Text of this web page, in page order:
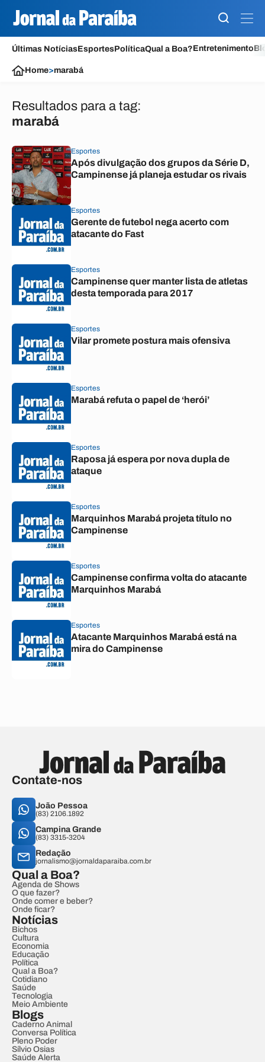
Últimas NotíciasEsportesPolíticaQual a Boa?Entretenimento
Home>marabá
Resultados para a tag:
marabá
Esportes
Após divulgação dos grupos da Série D,
Campinense já planeja estudar os rivais
Esportes
Gerente de futebol nega acerto com
atacante do Fast
Esportes
Campinense quer manter lista de atletas
desta temporada para 2017
Esportes
Vilar promete postura mais ofensiva
Esportes
Marabá refuta o papel de ‘herói’
Esportes
Raposa já espera por nova dupla de
ataque
Esportes
Marquinhos Marabá projeta título no
Campinense
Esportes
Campinense confirma volta do atacante
Marquinhos Marabá
Esportes
Atacante Marquinhos Marabá está na
mira do Campinense
Contate-nos
João Pessoa
(83) 2106.1892
Campina Grande
(83) 3315-3204
Redação
jornalismo@jornaldaparaiba.com.br
Qual a Boa?
Agenda de Shows
O que fazer?
Onde comer e beber?
Onde ficar?
Notícias
Bichos
Cultura
Economia
Educação
Política
Qual a Boa?
Cotidiano
Saúde
Tecnologia
Meio Ambiente
Blogs
Caderno Animal
Conversa Política
Pleno Poder
Sílvio Osias
Saúde Alerta